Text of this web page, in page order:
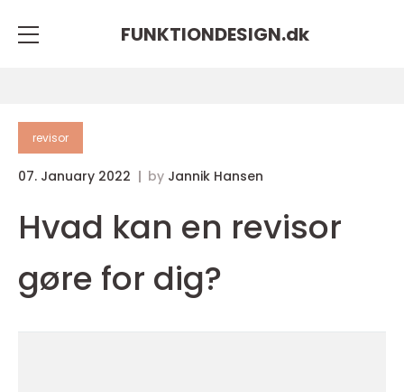
FUNKTIONDESIGN.dk
revisor
07. January 2022 by Jannik Hansen
Hvad kan en revisor
gøre for dig?